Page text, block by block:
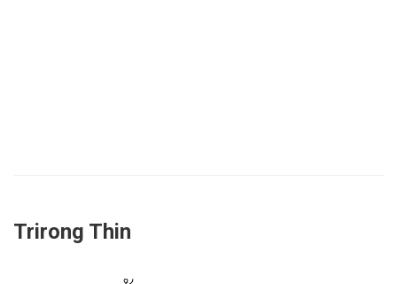
Trirong Thin